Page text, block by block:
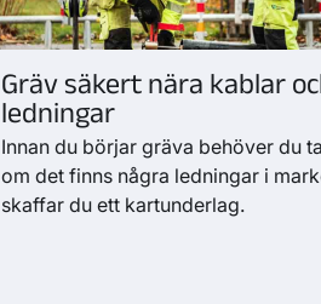
Gräv säkert nära kablar
ledningar
Innan du börjar gräva behöver du
om det finns några ledningar i
skaffar du ett kartunderlag.